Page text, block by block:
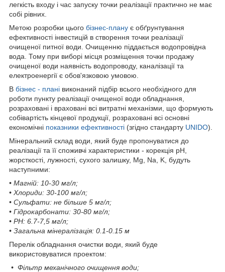
легкість входу і час запуску точки реалізації практично не має
собі рівних.
Метою розробки цього бізнес-плану є обґрунтування
ефективності інвестицій в створення точки реалізації
очищеної питної води. Очищенню піддається водопровідна
вода. Тому при виборі місця розміщення точки продажу
очищеної води наявність водопроводу, каналізації та
електроенергії є обов'язковою умовою.
В бізнес - плані виконаний підбір всього необхідного для
роботи пункту реалізації очищеної води обладнання,
розраховані і враховані всі витратні механізми, що формують
собівартість кінцевої продукції, розраховані всі основні
економічні показники ефективності (згідно стандарту UNIDO).
Мінеральний склад води, який буде пропонуватися до
реалізації та її споживчі характеристики - корекція pH,
жорсткості, лужності, сухого залишку, Mg, Na, K, будуть
наступними:
• Магній: 10-30 мг/л;
• Хлориди: 30-100 мг/л;
• Сульфати: не більше 5 мг/л;
• Гідрокарбонати: 30-80 мг/л;
• PН: 6.7-7,5 мг/л;
• Загальна мінералізація: 0.1-0.15 м
Перелік обладнання очистки води, який буде
використовуватися проектом:
• Фільтр механічного очищення води;